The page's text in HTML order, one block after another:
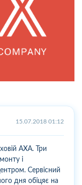
15.07.2018 01:12
АХА. Три
і
Сервісний
дня обіцяє на